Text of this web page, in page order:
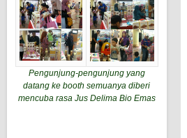
Pengunjung-pengunjung yang
datang ke booth semuanya diberi
mencuba rasa Jus Delima Bio Emas